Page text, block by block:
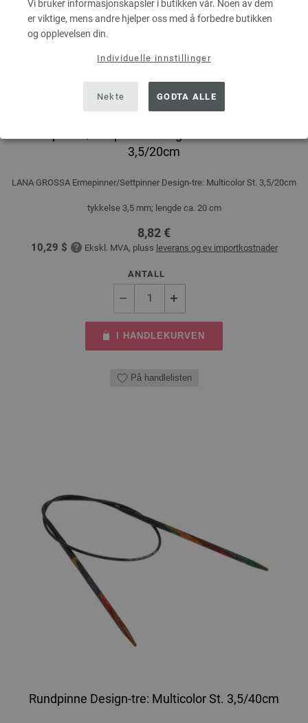
Vi bruker informasjonskapsler i butikken vår. Noen av dem
er viktige, mens andre hjelper oss med å forbedre butikken
og opplevelsen din.
Individuelle innstillinger
Nekte GODTA ALLE
3,5/20cm
LANA GROSSA Ermepinner/Settpinner Design-tre: Multicolor St. 3,5/20cm
tykkelse 3,5 mm; lengde ca. 20 cm
8,82 €
10,29 $ Ekskl. MVA, pluss leverans og ev importkostnader
ANTALL
I HANDLEKURVEN
På handlelisten
Rundpinne Design-tre: Multicolor St. 3,5/40cm